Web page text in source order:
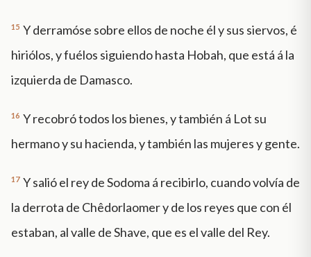
15 Y derramóse sobre ellos de noche él y sus siervos, é
hiriólos, y fuélos siguiendo hasta Hobah, que está á la
izquierda de Damasco.
16 Y recobró todos los bienes, y también á Lot su
hermano y su hacienda, y también las mujeres y gente.
17 Y salió el rey de Sodoma á recibirlo, cuando volvía de
la derrota de Chêdorlaomer y de los reyes que con él
estaban, al valle de Shave, que es el valle del Rey.